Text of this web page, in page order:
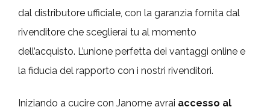
dal distributore ufficiale, con la garanzia fornita dal
rivenditore che sceglierai tu al momento
dell’acquisto. L’unione perfetta dei vantaggi online e
la fiducia del rapporto con i nostri rivenditori.
Iniziando a cucire con Janome avrai accesso al